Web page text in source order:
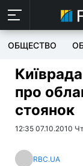
ОБЩЕСТВО
про
стоянок
12:35 07.10.2010 Чт
RBC.UA